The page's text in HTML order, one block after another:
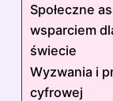
Społeczne
wsparciem
świecie
Wyzwania i
cyfrowej